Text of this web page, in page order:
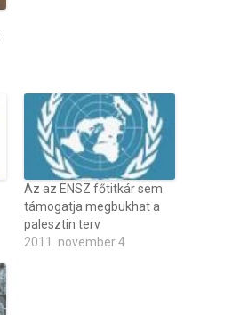
Az az ENSZ főtitkár sem
támogatja megbukhat a
palesztin terv
2011. november 4